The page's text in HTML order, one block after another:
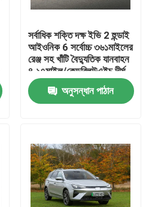
সর্বাধিক শক্তি দক্ষ ইভি 2 হুন্ডাই
আইওনিক 6 সর্বোচ্চ ৩৬১মাইলের
রেঞ্জ সহ খাঁটি বৈদ্যুতিক যানবাহন
৪.১৭মাইল/কেডব্লিউএইচ দীর্ঘ
পরিসীমা
অনুসন্ধান পাঠান